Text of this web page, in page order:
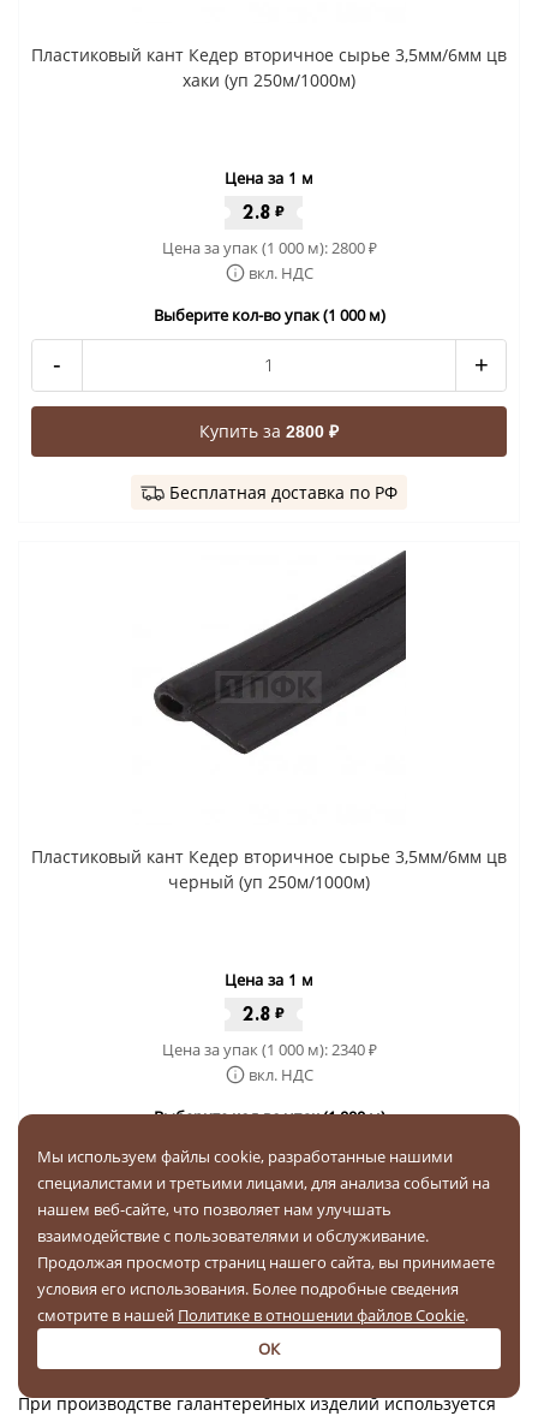
Пластиковый кант Кедер вторичное сырье 3,5мм/6мм цв
хаки (уп 250м/1000м)
Цена за 1 м
2.8 ₽
Цена за упак (1 000 м): 2800₽
вкл. НДС
Выберите кол-во упак (1 000 м)
- +
Купить за 2800 ₽
Бесплатная доставка по РФ
Пластиковый кант Кедер вторичное сырье 3,5мм/6мм цв
черный (уп 250м/1000м)
Цена за 1 м
2.8 ₽
Цена за упак (1 000 м):2340₽
вкл. НДС
Выберите кол-во упак (1 000 м)
-
Купить за2340 ₽
Бесплатная доставка по РФ
1 2 3 ... 10
11
При производстве галантерейных изделий используется
Мы используем файлы cookie, разработанные нашими
специалистами и третьими лицами, для анализа событий на
нашем веб-сайте, что позволяет нам улучшать
взаимодействие с пользователями и обслуживание.
Продолжая просмотр страниц нашего сайта, вы принимаете
условия его использования. Более подробные сведения
смотрите в нашей Политике в отношении файлов Cookie.
ОК